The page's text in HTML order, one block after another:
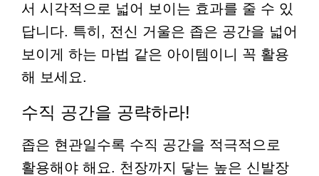
서 시각적으로 넓어 보이는 효과를 줄 수 있
답니다. 특히, 전신 거울은 좁은 공간을 넓어
보이게 하는 마법 같은 아이템이니 꼭 활용
해 보세요.
수직 공간을 공략하라!
좁은 현관일수록 수직 공간을 적극적으로
활용해야 해요. 천장까지 닿는 높은 신발장